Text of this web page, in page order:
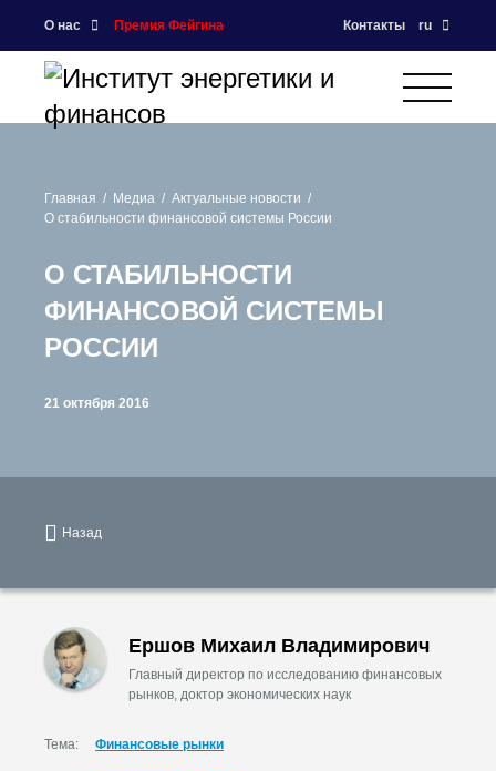
О нас Премия Фейгина Контакты ru
Главная Медиа
Актуальные новости
О стабильности финансовой системы России
О СТАБИЛЬНОСТИ
ФИНАНСОВОЙ СИСТЕМЫ
РОССИИ
21 октября 2016
Назад
Ершов Михаил Владимирович
Главный директор по исследованию финансовых
рынков, доктор экономических наук
Тема: Финансовые рынки